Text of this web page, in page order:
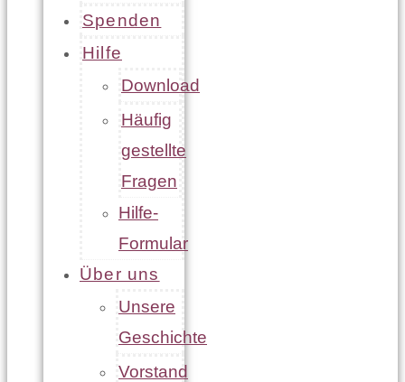
Spenden
Hilfe
Download
Häufig
gestellte
Fragen
Hilfe-
Formular
Über uns
Unsere
Geschichte
Vorstand